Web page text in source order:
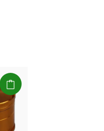
(Paket)